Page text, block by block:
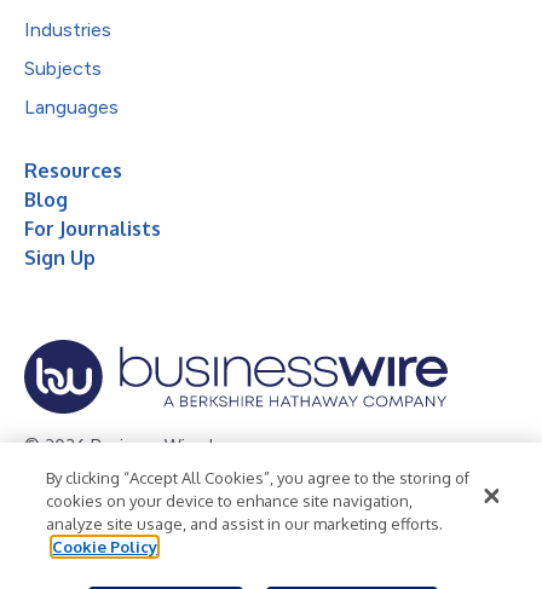
Industries
Subjects
Languages
Resources
Blog
For Journalists
Sign Up
© 2026 Business Wire, Inc.
Privacy Policy Cookie Policy
Accessibility Statement
Terms of Use
Legal
By clicking “Accept All Cookies”, you agree to the storing of
cookies on your device to enhance site navigation,
analyze site usage, and assist in our marketing efforts.
Cookie Policy